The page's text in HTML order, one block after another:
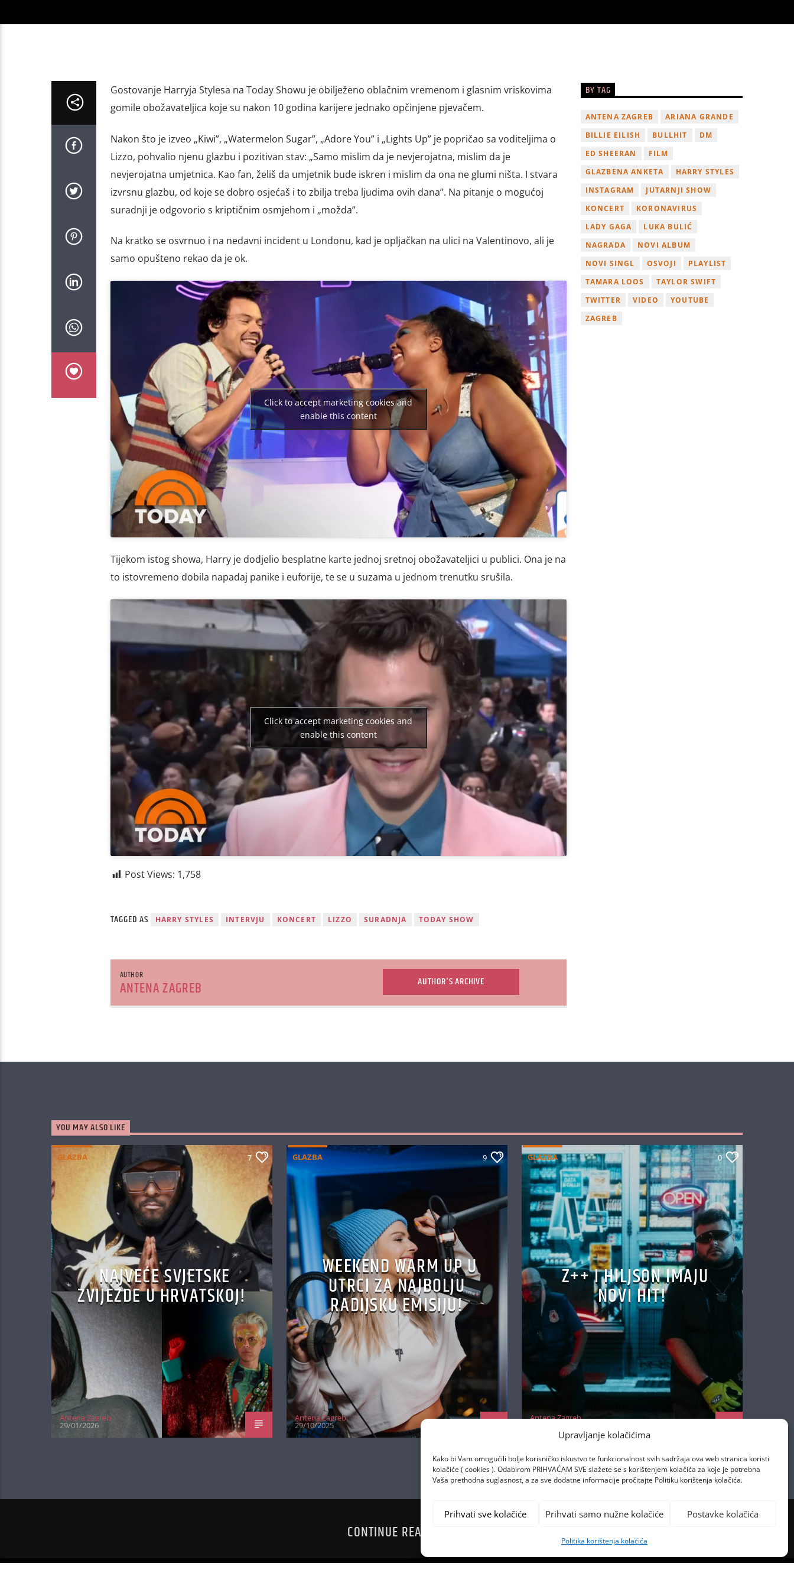
Upravljanje kolačićima
Kako bi Vam omogućili bolje korisničko iskustvo te funkcionalnost svih sadržaja ova web stranica koristi
kolačiće ( cookies ). Odabirom PRIHVAĆAM SVE slažete se s korištenjem kolačića za koje je potrebna
Vaša prethodna suglasnost, a za sve dodatne informacije pročitajte Politiku korištenja kolačića.
Prihvati sve kolačiće Prihvati samo nužne kolačiće Postavke kolačića
Politika korištenja kolačića
Gostovanje Harryja Stylesa na Today Showu je obilježeno oblačnim vremenom i glasnim vriskovima
gomile obožavateljica koje su nakon 10 godina karijere jednako opčinjene pjevačem.
Nakon što je izveo „Kiwi”, „Watermelon Sugar”, „Adore You” i „Lights Up” je popričao sa voditeljima o
Lizzo, pohvalio njenu glazbu i pozitivan stav: „Samo mislim da je nevjerojatna, mislim da je
nevjerojatna umjetnica. Kao fan, želiš da umjetnik bude iskren i mislim da ona ne glumi ništa. I stvara
izvrsnu glazbu, od koje se dobro osjećaš i to zbilja treba ljudima ovih dana”. Na pitanje o mogućoj
suradnji je odgovorio s kriptičnim osmjehom i „možda”.
Na kratko se osvrnuo i na nedavni incident u Londonu, kad je opljačkan na ulici na Valentinovo, ali je
samo opušteno rekao da je ok.
Click to accept marketing cookies and
enable this content
Tijekom istog showa, Harry je dodjelio besplatne karte jednoj sretnoj obožavateljici u publici. Ona je na
to istovremeno dobila napadaj panike i euforije, te se u suzama u jednom trenutku srušila.
Click to accept marketing cookies and
enable this content
Post Views: 1,758
TAGGED AS HARRY STYLES INTERVJU KONCERT LIZZO SURADNJA TODAY SHOW
AUTHOR
ANTENA ZAGREB AUTHOR'S ARCHIVE
BY TAG
ANTENA ZAGREB
ARIANA GRANDE
BILLIE EILISH
BULLHIT
DM
ED SHEERAN
FILM
GLAZBENA ANKETA
HARRY STYLES
INSTAGRAM
JUTARNJI SHOW
KONCERT
KORONAVIRUS
LADY GAGA
LUKA BULIĆ
NAGRADA
NOVI ALBUM
NOVI SINGL
OSVOJI
PLAYLIST
TAMARA LOOS
TAYLOR SWIFT
TWITTER
VIDEO
YOUTUBE
ZAGREB
YOU MAY ALSO LIKE
GLAZBA 7
NAJVEĆE SVJETSKE
ZVIJEZDE U HRVATSKOJ!
Antena Zagreb
29/01/2026
GLAZBA 9
WEEKEND WARM UP U
UTRCI ZA NAJBOLJU
RADIJSKU EMISIJU!
Antena Zagreb
29/10/2025
GLAZBA 0
Z++ I HILJSON IMAJU
NOVI HIT!
Antena Zagreb
CONTINUE READING